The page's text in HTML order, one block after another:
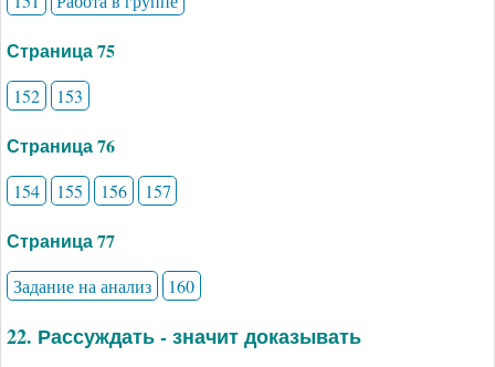
Страница 75
152 153
Страница 76
154 155 156 157
Страница 77
Задание на анализ 160
22. Рассуждать - значит доказывать